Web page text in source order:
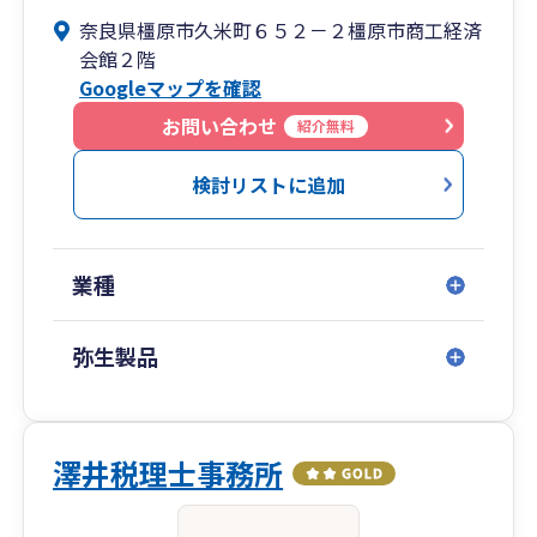
奈良県橿原市久米町６５２－２橿原市商工経済
会館２階
Googleマップを確認
お問い合わせ
紹介無料
検討リストに追加
業種
弥生製品
澤井税理士事務所